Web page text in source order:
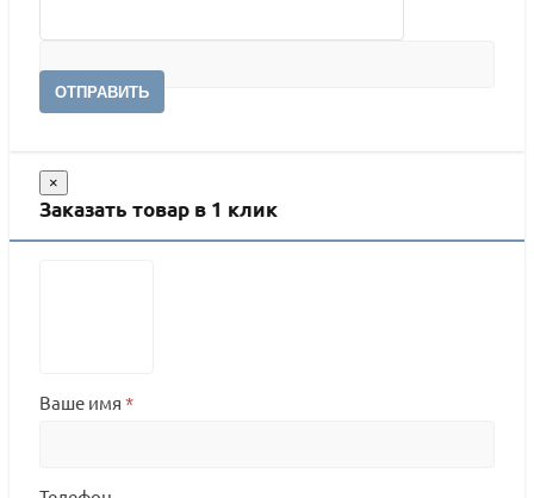
ОТПРАВИТЬ
×
Заказать товар в 1 клик
Ваше имя *